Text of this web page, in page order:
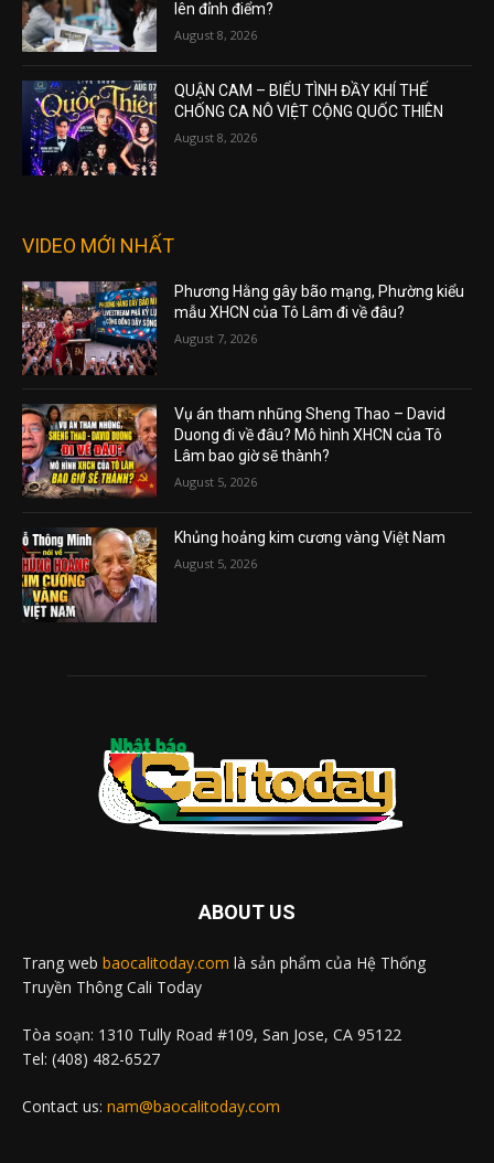
lên đỉnh điểm?
August 8, 2026
QUẬN CAM – BIỂU TÌNH ĐẦY KHÍ THẾ
CHỐNG CA NÔ VIỆT CỘNG QUỐC THIÊN
August 8, 2026
VIDEO MỚI NHẤT
Phương Hằng gây bão mạng, Phường kiểu
mẫu XHCN của Tô Lâm đi về đâu?
August 7, 2026
Vụ án tham nhũng Sheng Thao – David
Duong đi về đâu? Mô hình XHCN của Tô
Lâm bao giờ sẽ thành?
August 5, 2026
Khủng hoảng kim cương vàng Việt Nam
August 5, 2026
ABOUT US
Trang web baocalitoday.com là sản phẩm của Hệ Thống
Truyền Thông Cali Today
Tòa soạn: 1310 Tully Road #109, San Jose, CA 95122
Tel: (408) 482-6527
Contact us: nam@baocalitoday.com